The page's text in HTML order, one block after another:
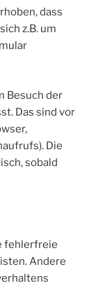
dass
z.B. um
Besuch der
Das sind vor
Die
sobald
fehlerfreie
Andere